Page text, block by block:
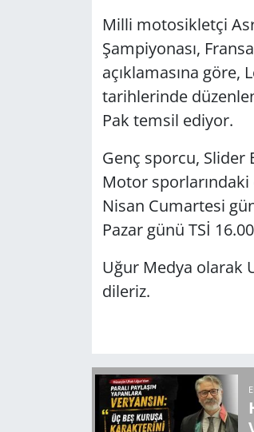
Milli motosikletçi
Şampiyonası,
açıklamasına
tarihlerinde
Pak temsil ediyor.
Genç sporcu, Slider
Motor sporlarındaki
Nisan Cumartesi
Pazar günü TSİ
Uğur Medya olarak
dileriz.